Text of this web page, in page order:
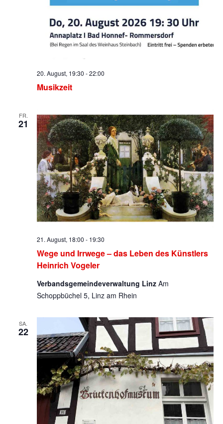
Musikzeit
20. August, 19:30 -22:00
FR.
21
Wege und Irrwege – das Leben des Künstlers
Heinrich Vogeler
21. August, 18:00 - 19:30
Verbandsgemeindeverwaltung Linz Am
Schoppbüchel 5, Linz am Rhein
SA.
22